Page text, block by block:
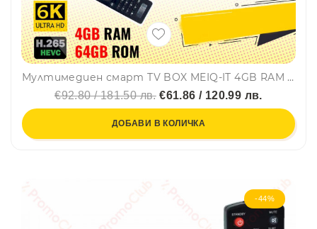
Мултимедиен смарт TV BOX MEIQ-IT 4GB RAM Android9 8K видео
€92.80 / 181.50 лв.€61.86 / 120.99 лв.
ДОБАВИ В КОЛИЧКА
-44%